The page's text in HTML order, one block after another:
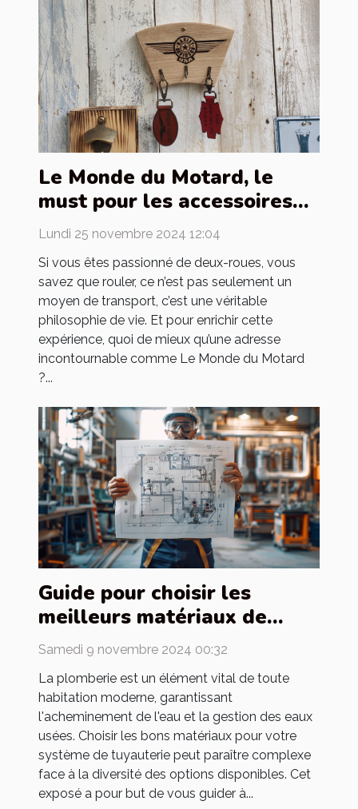
Le Monde du Motard, le
must pour les accessoires
de motards
Lundi 25 novembre 2024 12:04
Si vous êtes passionné de deux-roues, vous
savez que rouler, ce n’est pas seulement un
moyen de transport, c’est une véritable
philosophie de vie. Et pour enrichir cette
expérience, quoi de mieux qu’une adresse
incontournable comme Le Monde du Motard
?...
Guide pour choisir les
meilleurs matériaux de
tuyauterie pour votre
maison
Samedi 9 novembre 2024 00:32
La plomberie est un élément vital de toute
habitation moderne, garantissant
l'acheminement de l'eau et la gestion des eaux
usées. Choisir les bons matériaux pour votre
système de tuyauterie peut paraître complexe
face à la diversité des options disponibles. Cet
exposé a pour but de vous guider à...